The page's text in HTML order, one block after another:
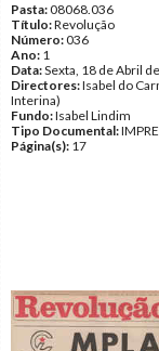
Pasta:08068.036
Título:Revolução
Número:036
Ano: 1
Data:Sexta, 18 de Abril
Directores:Isabel do
Interina)
Fundo:Isabel Lindim
Tipo Documental:
Página(s): 17